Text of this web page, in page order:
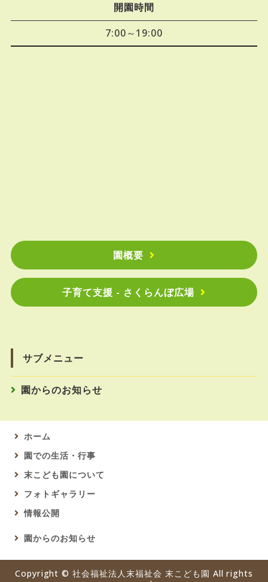
開園時間
7:00～19:00
園概要
子育て支援 - さくらんぼ広場
サブメニュー
園からのお知らせ
ホーム
園での生活・行事
末こども園について
フォトギャラリー
情報公開
園からのお知らせ
Copyright ©社会福祉法人末福祉会 末こども園 All rights